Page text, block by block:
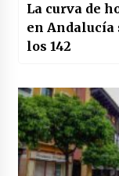
La curva de
en Andalucía
los 142